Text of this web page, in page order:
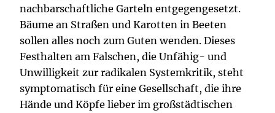
nachbarschaftliche Garteln entgegengesetzt.
Bäume an Straßen und Karotten in Beeten
sollen alles noch zum Guten wenden. Dieses
Festhalten am Falschen, die Unfähig- und
Unwilligkeit zur radikalen Systemkritik, steht
symptomatisch für eine Gesellschaft, die ihre
Hände und Köpfe lieber im großstädtischen